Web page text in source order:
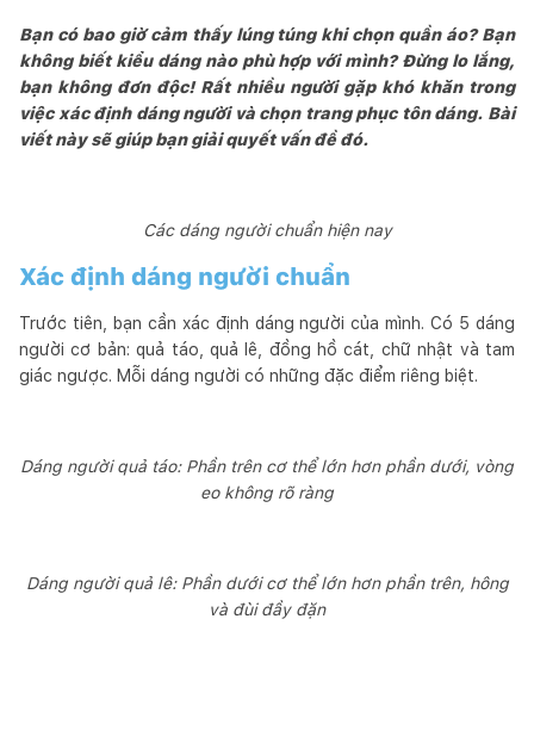
Bạn có bao giờ cảm thấy lúng túng khi chọn quần áo? Bạn
không biết kiểu dáng nào phù hợp với mình? Đừng lo lắng,
bạn không đơn độc! Rất nhiều người gặp khó khăn trong
việc xác định dáng người và chọn trang phục tôn dáng. Bài
viết này sẽ giúp bạn giải quyết vấn đề đó.
Các dáng người chuẩn hiện nay
Xác định dáng người chuẩn
Trước tiên, bạn cần xác định dáng người của mình. Có 5 dáng
người cơ bản: quả táo, quả lê, đồng hồ cát, chữ nhật và tam
giác ngược. Mỗi dáng người có những đặc điểm riêng biệt.
Dáng người quả táo: Phần trên cơ thể lớn hơn phần dưới, vòng
eo không rõ ràng
Dáng người quả lê: Phần dưới cơ thể lớn hơn phần trên, hông
và đùi đầy đặn